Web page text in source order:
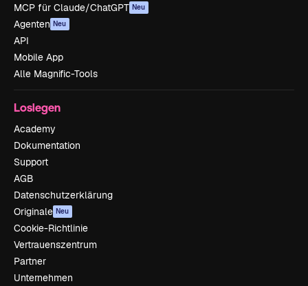
MCP für Claude/ChatGPT Neu
Agenten Neu
API
Mobile App
Alle Magnific-Tools
Loslegen
Academy
Dokumentation
Support
AGB
Datenschutzerklärung
Originale Neu
Cookie-Richtlinie
Vertrauenszentrum
Partner
Unternehmen